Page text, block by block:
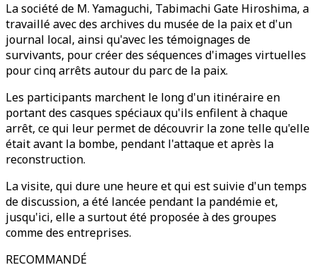
La société de M. Yamaguchi, Tabimachi Gate Hiroshima, a
travaillé avec des archives du musée de la paix et d'un
journal local, ainsi qu'avec les témoignages de
survivants, pour créer des séquences d'images virtuelles
pour cinq arrêts autour du parc de la paix.
Les participants marchent le long d'un itinéraire en
portant des casques spéciaux qu'ils enfilent à chaque
arrêt, ce qui leur permet de découvrir la zone telle qu'elle
était avant la bombe, pendant l'attaque et après la
reconstruction.
La visite, qui dure une heure et qui est suivie d'un temps
de discussion, a été lancée pendant la pandémie et,
jusqu'ici, elle a surtout été proposée à des groupes
comme des entreprises.
RECOMMANDÉ